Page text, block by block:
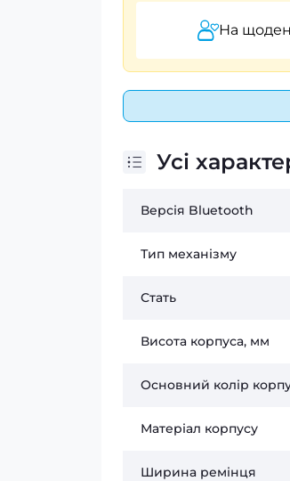
На
Усі
Версія Bluetooth
Тип механізму
Стать
Висота корпуса, мм
Основний колір
Матеріал корпусу
Ширина ремінця